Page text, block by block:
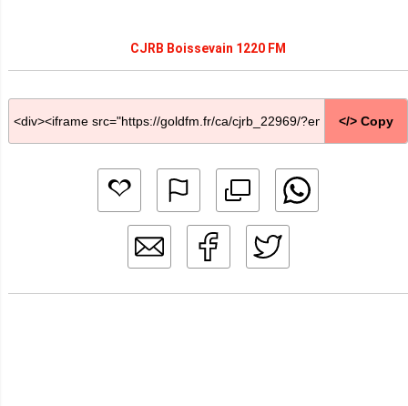
CJRB Boissevain 1220 FM
</> Copy